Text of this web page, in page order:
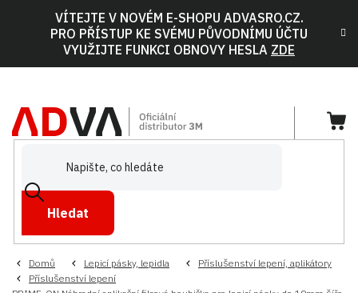
VÍTEJTE V NOVÉM E-SHOPU ADVASRO.CZ.
PRO PŘÍSTUP KE SVÉMU PŮVODNÍMU ÚČTU
VYUŽIJTE FUNKCI OBNOVY HESLA ZDE
Hledat
Domů Lepicí pásky, lepidla
Příslušenství lepení, aplikátory
Příslušenství lepení